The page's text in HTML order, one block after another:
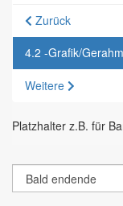
Zurück
4.2 -Grafik/
Weitere
Platzhalter z.B. für